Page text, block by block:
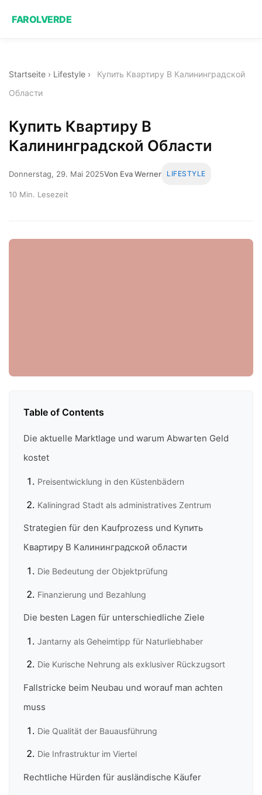
FAROLVERDE
Startseite › Lifestyle ›
Купить Квартиру В Калининградской
Области
Купить Квартиру В
Калининградской Области
Donnerstag, 29. Mai 2025Von Eva Werner LIFESTYLE
10 Min. Lesezeit
Table of Contents
Die aktuelle Marktlage und warum Abwarten Geld
kostet
Preisentwicklung in den Küstenbädern
Kaliningrad Stadt als administratives Zentrum
Strategien für den Kaufprozess und Купить
Квартиру В Калининградской области
Die Bedeutung der Objektprüfung
Finanzierung und Bezahlung
Die besten Lagen für unterschiedliche Ziele
Jantarny als Geheimtipp für Naturliebhaber
Die Kurische Nehrung als exklusiver Rückzugsort
Fallstricke beim Neubau und worauf man achten
muss
Die Qualität der Bauausführung
Die Infrastruktur im Viertel
Rechtliche Hürden für ausländische Käufer